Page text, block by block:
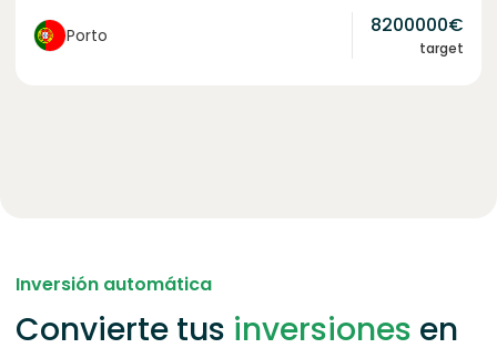
Porto 8200000€
target
Inversión automática
Convierte tus inversiones en